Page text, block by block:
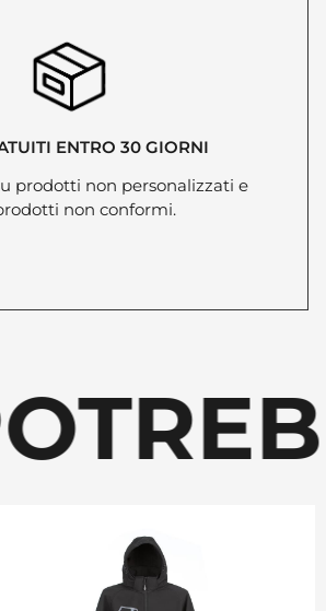
ENTRO 30 GIORNI
prodotti non personalizzati e
non conformi.